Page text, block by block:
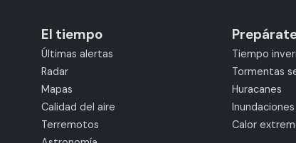
El tiempo
Últimas alertas
Radar
Mapas
Calidad del aire
Terremotos
Tiempo
Tormentas
Huracanes
Inundaciones
Calor